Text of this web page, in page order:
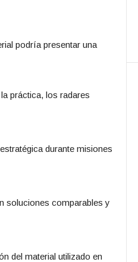
podría presentar una
práctica, los radares
durante misiones
soluciones comparables y
del material utilizado en